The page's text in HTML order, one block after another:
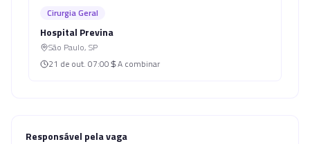
Cirurgia Geral
Hospital Previna
São Paulo, SP
21 de out. 07:00 A combinar
Responsável pela vaga